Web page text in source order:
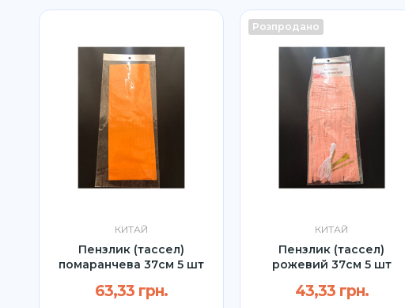
КИТАЙ
Пензлик (тассел)
помаранчева 37см 5 шт
63,33 грн.
Розпродано
КИТАЙ
Пензлик (тассел)
рожевий 37см 5 шт
43,33 грн.